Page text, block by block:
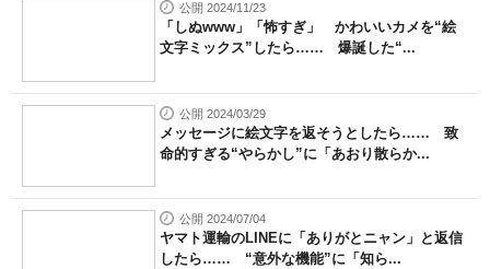
公開 2024/11/23
「しぬwww」「怖すぎ」 かわいいカメを“絵
文字ミックス”したら…… 爆誕した“...
公開 2024/03/29
メッセージに絵文字を返そうとしたら…… 致
命的すぎる“やらかし”に「あおり散らか...
公開 2024/07/04
ヤマト運輸のLINEに「ありがとニャン」と返信
したら…… “意外な機能”に「知ら...